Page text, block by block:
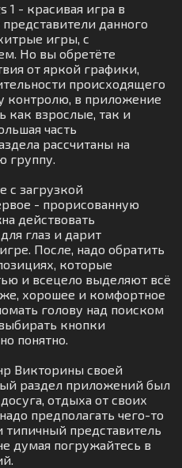
1 - красивая игра в
данного
игры, с
Но вы обретёте
от яркой графики,
происходящего
контролю, в приложение
как взрослые, так и
часть
рассчитаны на
группу.
с загрузкой
- прорисованную
действовать
глаз и дарит
После, надо обратить
которые
и всецело выделяют всё
хорошее и комфортное
голову над поиском
кнопки
понятно.
Викторины своей
раздел приложений был
отдыха от своих
предполагать чего-то
представитель
думая погружайтесь в